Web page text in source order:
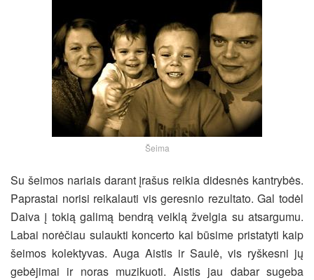
Šeima
Su šeimos nariais darant įrašus reikia didesnės kantrybės.
Paprastai norisi reikalauti vis geresnio rezultato. Gal todėl
Daiva į tokią galimą bendrą veiklą žvelgia su atsargumu.
Labai norėčiau sulaukti koncerto kai būsime pristatyti kaip
šeimos kolektyvas. Auga Aistis ir Saulė, vis ryškesni jų
gebėjimai ir noras muzikuoti. Aistis jau dabar sugeba